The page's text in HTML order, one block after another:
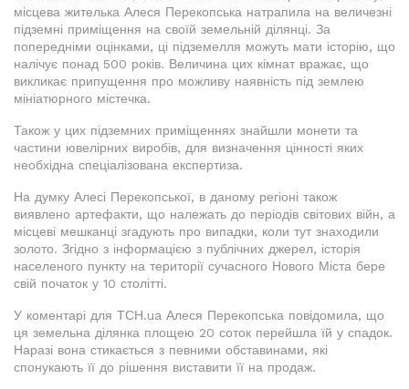
місцева жителька Алеся Перекопська натрапила на величезні
підземні приміщення на своїй земельній ділянці. За
попередніми оцінками, ці підземелля можуть мати історію, що
налічує понад 500 років. Величина цих кімнат вражає, що
викликає припущення про можливу наявність під землею
мініатюрного містечка.
Також у цих підземних приміщеннях знайшли монети та
частини ювелірних виробів, для визначення цінності яких
необхідна спеціалізована експертиза.
На думку Алесі Перекопської, в даному регіоні також
виявлено артефакти, що належать до періодів світових війн, а
місцеві мешканці згадують про випадки, коли тут знаходили
золото. Згідно з інформацією з публічних джерел, історія
населеного пункту на території сучасного Нового Міста бере
свій початок у 10 столітті.
У коментарі для ТСН.ua Алеся Перекопська повідомила, що
ця земельна ділянка площею 20 соток перейшла їй у спадок.
Наразі вона стикається з певними обставинами, які
спонукають її до рішення виставити її на продаж.